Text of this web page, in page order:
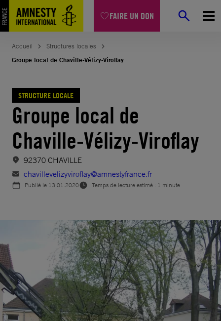
FAIRE UN DON
Aller
au
contenu
Accueil
Structures locales
Groupe local de Chaville-Vélizy-Viroflay
STRUCTURE LOCALE
Groupe local de
Chaville-Vélizy-Viroflay
92370 CHAVILLE
chavillevelizyviroflay@amnestyfrance.fr
Publié le 13.01.2020 Temps de lecture estimé : 1 minute